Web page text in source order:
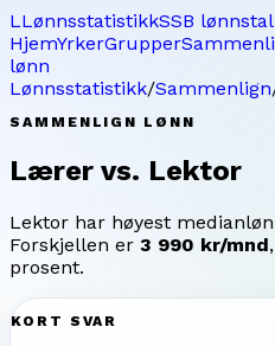
LLønnsstatistikkSSB
HjemYrkerGrupper
lønn
Lønnsstatistikk/Sammenlign
SAMMENLIGN LØNN
Lærer vs. Lektor
Lektor har høyest
Forskjellen er 3 990 kr/mnd
prosent.
KORT SVAR